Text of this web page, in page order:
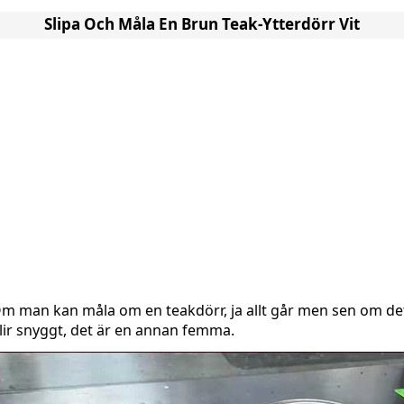
Slipa Och Måla En Brun Teak-Ytterdörr Vit
man kan måla om en teakdörr, ja allt går men sen om
snyggt, det är en annan femma.